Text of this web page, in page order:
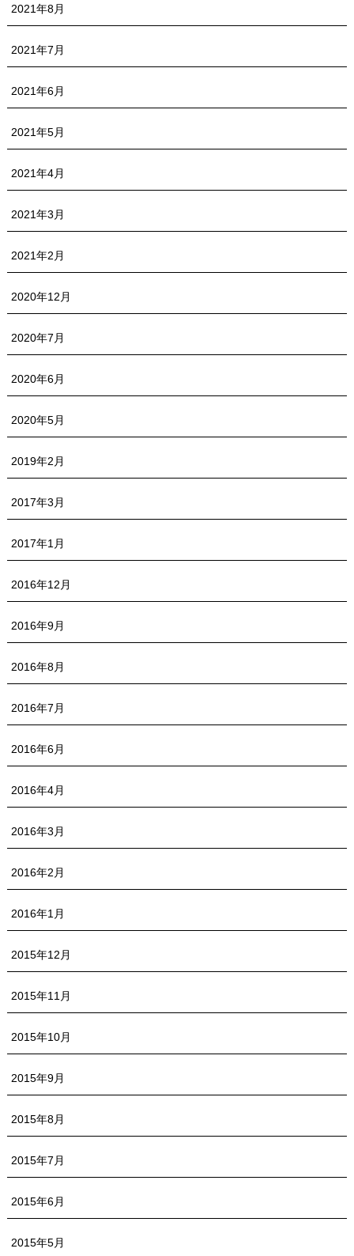
2021年8月
2021年7月
2021年6月
2021年5月
2021年4月
2021年3月
2021年2月
2020年12月
2020年7月
2020年6月
2020年5月
2019年2月
2017年3月
2017年1月
2016年12月
2016年9月
2016年8月
2016年7月
2016年6月
2016年4月
2016年3月
2016年2月
2016年1月
2015年12月
2015年11月
2015年10月
2015年9月
2015年8月
2015年7月
2015年6月
2015年5月